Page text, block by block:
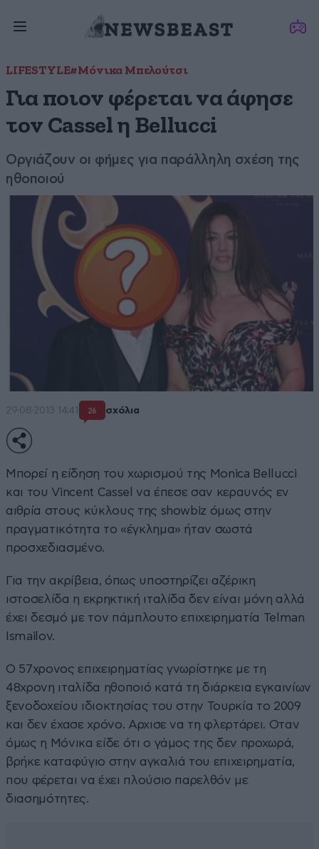
LIFESTYLE#Μόνικα Μπελούτσι
Για ποιον φέρεται να άφησε
τον Cassel η Bellucci
Οργιάζουν οι φήμες για παράλληλη σχέση της
ηθοποιού
29·08·2013 14:41 26 σχόλια
Μπορεί η είδηση του χωρισμού της Monica Bellucci
και του Vincent Cassel να έπεσε σαν κεραυνός εν
αιθρία στους κύκλους της showbiz όμως στην
πραγματικότητα το «έγκλημα» ήταν σωστά
προσχεδιασμένο.
Για την ακρίβεια, όπως υποστηρίζει αζέρικη
ιστοσελίδα η εκρηκτική ιταλίδα δεν είναι μόνη αλλά
έχει δεσμό με τον πάμπλουτο επιχειρηματία Telman
Ismailov.
Ο 57χρονος επιχειρηματίας γνωρίστηκε με τη
48χρονη ιταλίδα ηθοποιό κατά τη διάρκεια εγκαινίων
ξενοδοχείου ιδιοκτησίας του στην Τουρκία το 2009
και δεν έχασε χρόνο. Αρχισε να τη φλερτάρει. Οταν
όμως η Μόνικα είδε ότι ο γάμος της δεν προχωρά,
βρήκε καταφύγιο στην αγκαλιά του επιχειρηματία,
που φέρεται να έχει πλούσιο παρελθόν με
διασημότητες.